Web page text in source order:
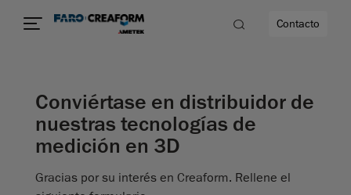
Contacto
Conviértase en distribuidor de
nuestras tecnologías de
medición en 3D
Gracias por su interés en Creaform. Rellene el